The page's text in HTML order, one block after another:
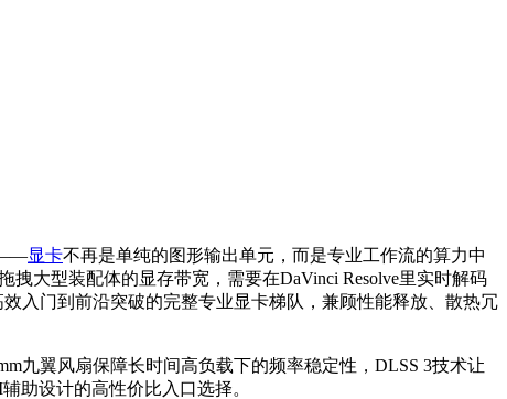
——显卡不再是单纯的图形输出单元，而是专业工作流的算力中
拽大型装配体的显存带宽，需要在DaVinci Resolve里实时解码
入门到前沿突破的完整专业显卡梯队，兼顾性能释放、散热冗
九翼风扇保障长时间高负载下的频率稳定性，DLSS 3技术让
助设计的高性价比入口选择。